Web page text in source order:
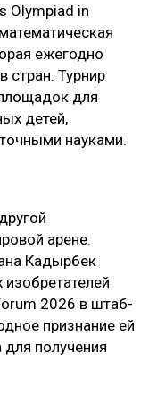
Olympiad in
ежегодно
стран. Турнир
для
детей,
науками.
арене.
Кадырбек
2026 в штаб-
признание ей
для получения